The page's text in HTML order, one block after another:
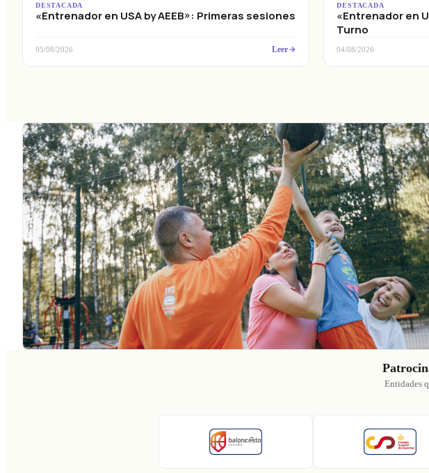
DESTACADA
«Entrenador en USA by AEEB»: Primeras sesiones
05/08/2026 Leer
DESTACADA
«Entrenador en
Turno
04/08/2026
Entidades